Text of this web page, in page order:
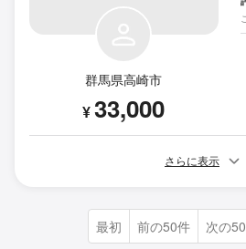
群馬県高崎市
¥33,000
さらに表示
最初 前の50件 次の